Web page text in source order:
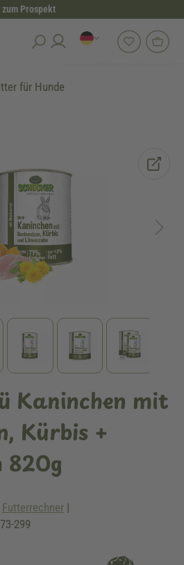
zum Prospekt
für Hunde
Kaninchen mit
Kürbis +
820g
Futterrechner |
299